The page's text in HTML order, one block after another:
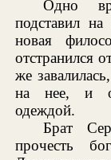
Одно
подставил на
новая
отстранился
же
на нее, и
одеждой.
Брат
прочесть